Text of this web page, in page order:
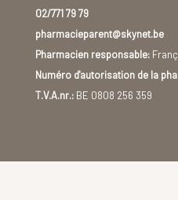
02/771 79 79
pharmacieparent@skynet.be
Pharmacien responsable:
Numéro d'autorisation de la
T.V.A.nr.:BE 0808 256 359